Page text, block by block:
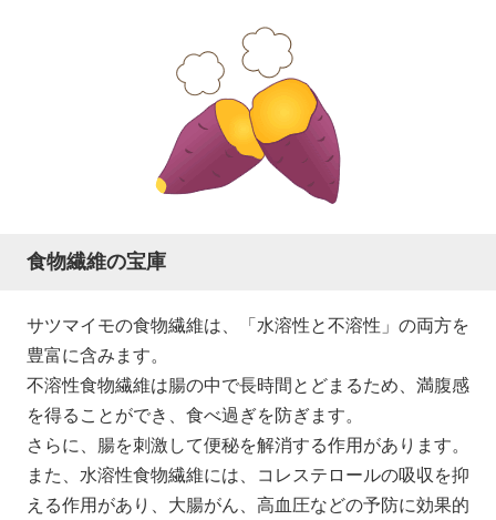
食物繊維の宝庫
サツマイモの食物繊維は、「水溶性と不溶性」の両方を
豊富に含みます。
不溶性食物繊維は腸の中で長時間とどまるため、満腹感
を得ることができ、食べ過ぎを防ぎます。
さらに、腸を刺激して便秘を解消する作用があります。
また、水溶性食物繊維には、コレステロールの吸収を抑
える作用があり、大腸がん、高血圧などの予防に効果的